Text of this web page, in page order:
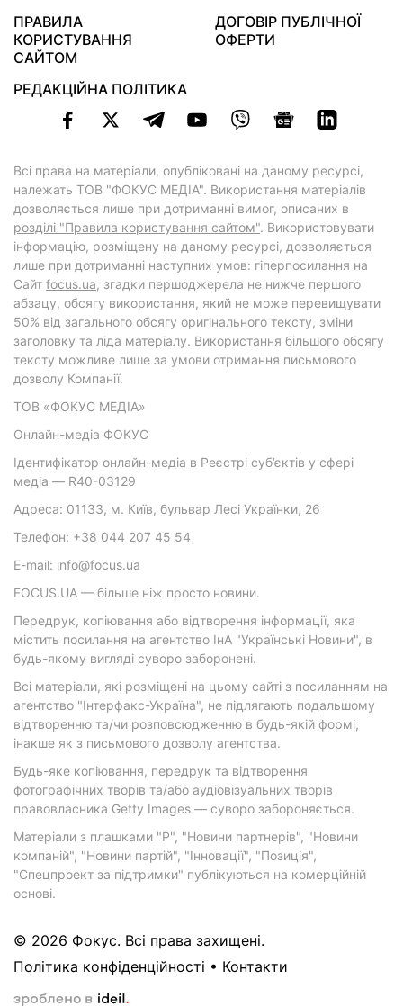
ПРАВИЛА
КОРИСТУВАННЯ
САЙТОМ
ДОГОВІР ПУБЛІЧНОЇ
ОФЕРТИ
РЕДАКЦІЙНА ПОЛІТИКА
Всі права на матеріали, опубліковані на даному ресурсі,
належать ТОВ "ФОКУС МЕДІА". Використання матеріалів
дозволяється лише при дотриманні вимог, описаних в
розділі "Правила користування сайтом". Використовувати
інформацію, розміщену на даному ресурсі, дозволяється
лише при дотриманні наступних умов: гіперпосилання на
Cайт focus.ua, згадки першоджерела не нижче першого
абзацу, обсягу використання, який не може перевищувати
50% від загального обсягу оригінального тексту, зміни
заголовку та ліда матеріалу. Використання більшого обсягу
тексту можливе лише за умови отримання письмового
дозволу Компанії.
ТОВ «ФОКУС МЕДІА»
Онлайн-медіа ФОКУС
Ідентифікатор онлайн-медіа в Реєстрі суб’єктів у сфері
медіа — R40-03129
Адреса: 01133, м. Київ, бульвар Лесі Українки, 26
Телефон: +38 044 207 45 54
E-mail: info@focus.ua
FOCUS.UA — більше ніж просто новини.
Передрук, копіювання або відтворення інформації, яка
містить посилання на агентство ІнА "Українські Новини", в
будь-якому вигляді суворо заборонені.
Всі матеріали, які розміщені на цьому сайті з посиланням на
агентство "Інтерфакс-Україна", не підлягають подальшому
відтворенню та/чи розповсюдженню в будь-якій формі,
інакше як з письмового дозволу агентства.
Будь-яке копіювання, передрук та відтворення
фотографічних творів та/або аудіовізуальних творів
правовласника Getty Images — суворо забороняється.
Матеріали з плашками "Р", "Новини партнерів", "Новини
компаній", "Новини партій", "Інновації", "Позиція",
"Спецпроект за підтримки" публікуються на комерційній
основі.
© 2026 Фокус. Всі права захищені.
Політика конфіденційності • Контакти